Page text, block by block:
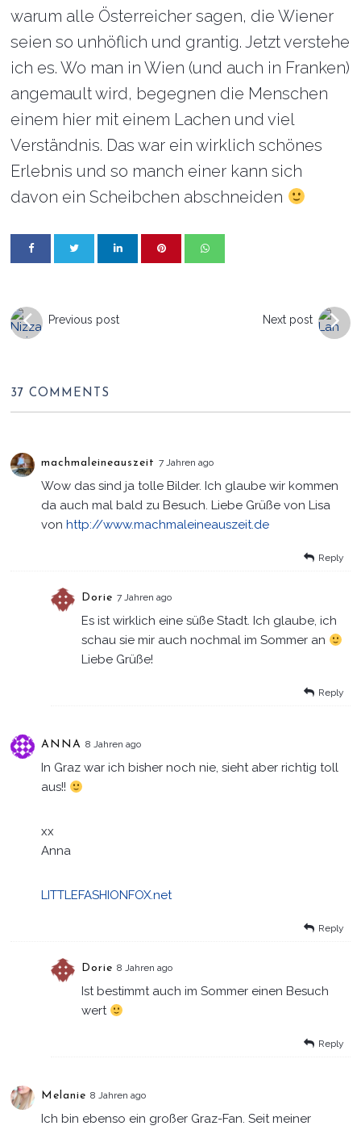
warum alle Österreicher sagen, die Wiener
seien so unhöflich und grantig. Jetzt verstehe
ich es. Wo man in Wien (und auch in Franken)
angemault wird, begegnen die Menschen
einem hier mit einem Lachen und viel
Verständnis. Das war ein wirklich schönes
Erlebnis und so manch einer kann sich
davon ein Scheibchen abschneiden
Previous post Next post
37 COMMENTS
machmaleineauszeit 7 Jahren ago
Reply
Wow das sind ja tolle Bilder. Ich glaube wir kommen
da auch mal bald zu Besuch. Liebe Grüße von Lisa
von http://www.machmaleineauszeit.de
Dorie 7 Jahren ago
Reply
Es ist wirklich eine süße Stadt. Ich glaube, ich
schau sie mir auch nochmal im Sommer an
Liebe Grüße!
ANNA 8 Jahren ago
Reply
In Graz war ich bisher noch nie, sieht aber richtig toll
aus!!
xx
Anna
LITTLEFASHIONFOX.net
Dorie 8 Jahren ago
Reply
Ist bestimmt auch im Sommer einen Besuch
wert
Melanie 8 Jahren ago
Ich bin ebenso ein großer Graz-Fan. Seit meiner